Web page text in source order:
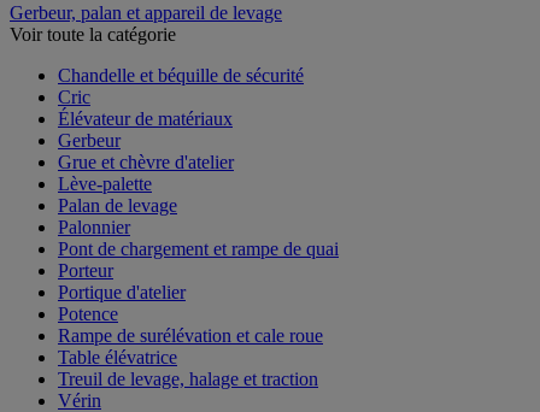
Gerbeur, palan et appareil de levage
Voir toute la catégorie
Chandelle et béquille de sécurité
Cric
Élévateur de matériaux
Gerbeur
Grue et chèvre d'atelier
Lève-palette
Palan de levage
Palonnier
Pont de chargement et rampe de quai
Porteur
Portique d'atelier
Potence
Rampe de surélévation et cale roue
Table élévatrice
Treuil de levage, halage et traction
Vérin